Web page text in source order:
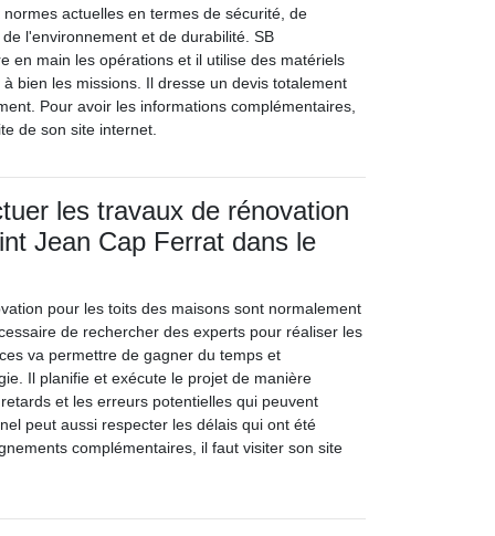
actuelles en termes de sécurité, de
l'environnement et de durabilité. SB
en main les opérations et il utilise des matériels
bien les missions. Il dresse un devis totalement
Pour avoir les informations complémentaires,
de son site internet.
les travaux de rénovation
Jean Cap Ferrat dans le
pour les toits des maisons sont normalement
de rechercher des experts pour réaliser les
va permettre de gagner du temps et
Il planifie et exécute le projet de manière
et les erreurs potentielles qui peuvent
peut aussi respecter les délais qui ont été
complémentaires, il faut visiter son site